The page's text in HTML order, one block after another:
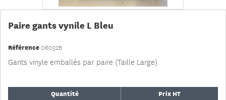
Paire gants vynile L Bleu
Référence06032B
Gants vinyle emballés par paire (Taille Large)
Quantité Prix HT